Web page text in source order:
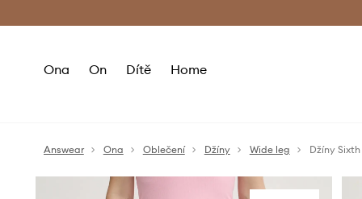
Doručení a
Ona On Dítě Home
Answear Ona Oblečení Džíny Wide leg Džíny